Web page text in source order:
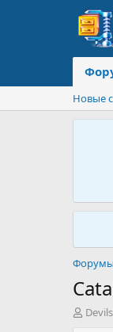
Новые
Форумы
А